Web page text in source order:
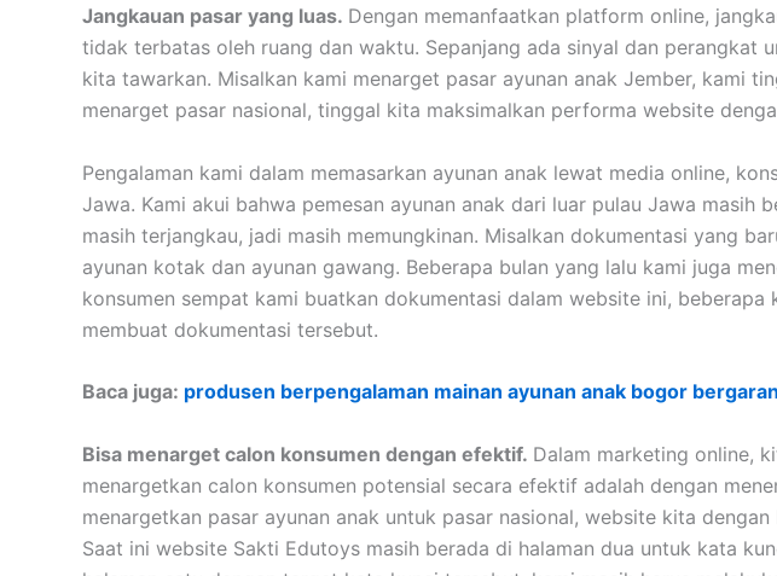
Jangkauan pasar yang luas. Dengan memanfaatkan platform online,
tidak terbatas oleh ruang dan waktu. Sepanjang ada sinyal dan perangkat
kita tawarkan. Misalkan kami menarget pasar ayunan anak Jember, kami
menarget pasar nasional, tinggal kita maksimalkan performa website
Pengalaman kami dalam memasarkan ayunan anak lewat media online,
Jawa. Kami akui bahwa pemesan ayunan anak dari luar pulau Jawa masih
masih terjangkau, jadi masih memungkinan. Misalkan dokumentasi yang
ayunan kotak dan ayunan gawang. Beberapa bulan yang lalu kami juga
konsumen sempat kami buatkan dokumentasi dalam website ini,
membuat dokumentasi tersebut.
Baca juga: produsen berpengalaman mainan ayunan anak bogor
Bisa menarget calon konsumen dengan efektif. Dalam marketing online,
menargetkan calon konsumen potensial secara efektif adalah dengan
menargetkan pasar ayunan anak untuk pasar nasional, website kita
Saat ini website Sakti Edutoys masih berada di halaman dua untuk kata